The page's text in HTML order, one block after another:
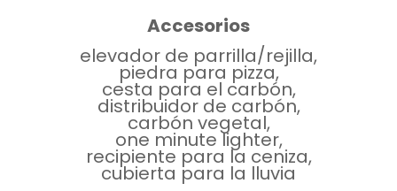
Accesorios
elevador de parrilla/rejilla,
piedra para pizza,
cesta para el carbón,
distribuidor de carbón,
carbón vegetal,
one minute lighter,
recipiente para la ceniza,
cubierta para la lluvia